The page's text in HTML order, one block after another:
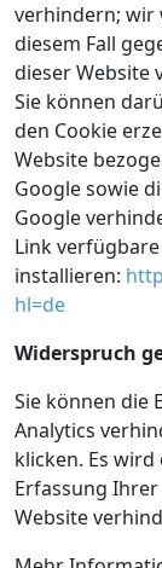
verhindern; wir
diesem Fall
dieser Website
Sie können
den Cookie
Website
Google sowie
Google
Link
installieren:
hl=de
Widerspruch
Sie können die
Analytics
klicken. Es
Erfassung
Website